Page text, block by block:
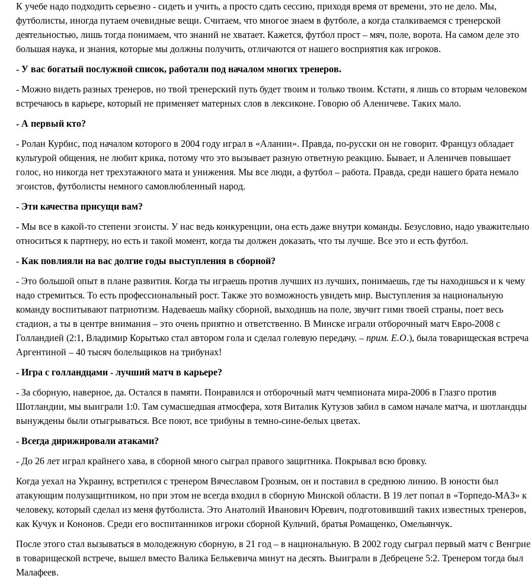
К учебе надо подходить серьезно - сидеть и учить, а просто сдать сессию, приходя время от времени, это не дело. Мы,
футболисты, иногда путаем очевидные вещи. Считаем, что многое знаем в футболе, а когда сталкиваемся с тренерской
деятельностью, лишь тогда понимаем, что знаний не хватает. Кажется, футбол прост – мяч, поле, ворота. На самом деле это
большая наука, и знания, которые мы должны получить, отличаются от нашего восприятия как игроков.
- У вас богатый послужной список, работали под началом многих тренеров.
- Можно видеть разных тренеров, но твой тренерский путь будет твоим и только твоим. Кстати, я лишь со вторым человеком
встречаюсь в карьере, который не применяет матерных слов в лексиконе. Говорю об Аленичеве. Таких мало.
- А первый кто?
- Ролан Курбис, под началом которого в 2004 году играл в «Алании». Правда, по-русски он не говорит. Француз обладает
культурой общения, не любит крика, потому что это вызывает разную ответную реакцию. Бывает, и Аленичев повышает
голос, но никогда нет трехэтажного мата и унижения. Мы все люди, а футбол – работа. Правда, среди нашего брата немало
эгоистов, футболисты немного самовлюбленный народ.
- Эти качества присущи вам?
- Мы все в какой-то степени эгоисты. У нас ведь конкуренции, она есть даже внутри команды. Безусловно, надо уважительно
относиться к партнеру, но есть и такой момент, когда ты должен доказать, что ты лучше. Все это и есть футбол.
- Как повлияли на вас долгие годы выступления в сборной?
- Это большой опыт в плане развития. Когда ты играешь против лучших из лучших, понимаешь, где ты находишься и к чему
надо стремиться. То есть профессиональный рост. Также это возможность увидеть мир. Выступления за национальную
команду воспитывают патриотизм. Надеваешь майку сборной, выходишь на поле, звучит гимн твоей страны, поет весь
стадион, а ты в центре внимания – это очень приятно и ответственно. В Минске играли отборочный матч Евро-2008 с
Голландией (2:1, Владимир Корытько стал автором гола и сделал голевую передачу. – прим. Е.О.), была товарищеская встреча
Аргентиной – 40 тысяч болельщиков на трибунах!
- Игра с голландцами - лучший матч в карьере?
- За сборную, наверное, да. Остался в памяти. Понравился и отборочный матч чемпионата мира-2006 в Глазго против
Шотландии, мы выиграли 1:0. Там сумасшедшая атмосфера, хотя Виталик Кутузов забил в самом начале матча, и шотландцы
вынуждены были отыгрываться. Все поют, все трибуны в темно-сине-белых цветах.
- Всегда дирижировали атаками?
- До 26 лет играл крайнего хава, в сборной много сыграл правого защитника. Покрывал всю бровку.
Когда уехал на Украину, встретился с тренером Вячеславом Грозным, он и поставил в среднюю линию. В юности был
атакующим полузащитником, но при этом не всегда входил в сборную Минской области. В 19 лет попал в «Торпедо-МАЗ» к
человеку, который сделал из меня футболиста. Это Анатолий Иванович Юревич, подготовивший таких известных тренеров,
как Кучук и Кононов. Среди его воспитанников игроки сборной Кульчий, братья Ромащенко, Омельянчук.
После этого стал вызываться в молодежную сборную, в 21 год – в национальную. В 2002 году сыграл первый матч с
в товарищеской встрече, вышел вместо Валика Белькевича минут на десять. Выиграли в Дебрецене 5:2. Тренером тогда был
Малафеев.